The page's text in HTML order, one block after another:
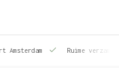
Ruime verzameling